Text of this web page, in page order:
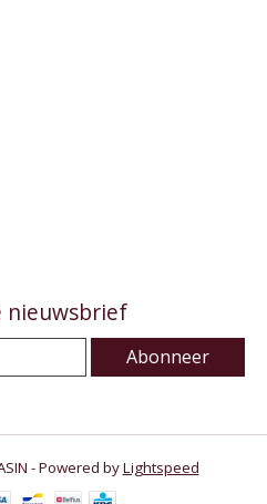
nieuwsbrief
Abonneer
- Powered byLightspeed